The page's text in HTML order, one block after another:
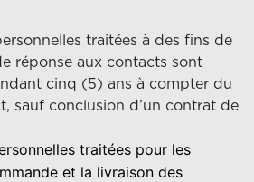
traitées à des fins de
réponse aux contacts sont
cinq (5) ans à compter du
sauf conclusion d’un contrat de
traitées pour les
et la livraison des